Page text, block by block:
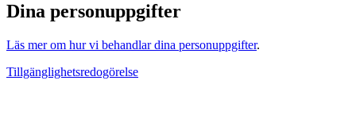
Dina personuppgifter
Läs mer om hur vi behandlar dina personuppgifter.
Tillgänglighetsredogörelse